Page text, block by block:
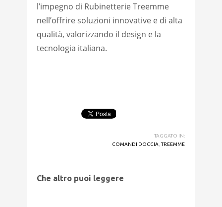
l’impegno di Rubinetterie Treemme
nell’offrire soluzioni innovative e di alta
qualità, valorizzando il design e la
tecnologia italiana.
TAGGATO IN:
COMANDI DOCCIA ,TREEMME
Che altro puoi leggere